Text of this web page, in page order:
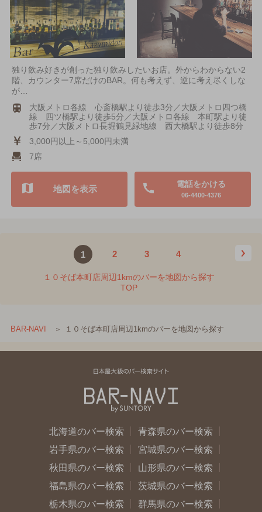
独り飲み好きが創った独り飲みしたいお店。外からわからない2
階、カウンター7席だけのBAR。何も考えず、逆に考え尽くしな
が…
大阪メトロ各線 心斎橋駅より徒歩3分／大阪メトロ四つ橋
線 四ツ橋駅より徒歩5分／大阪メトロ各線 本町駅より徒
歩7分／大阪メトロ長堀鶴見緑地線 西大橋駅より徒歩8分
3,000円以上～5,000円未満
7席
電話をかける
06-4400-4376
地図を表示
1 2 3 4
１０そば本町店周辺1kmのバーを地図から探す
TOP
BAR-NAVI １０そば本町店周辺1kmのバーを地図から探す
北海道のバー検索
青森県のバー検索
岩手県のバー検索
宮城県のバー検索
秋田県のバー検索
山形県のバー検索
福島県のバー検索
茨城県のバー検索
栃木県のバー検索
群馬県のバー検索